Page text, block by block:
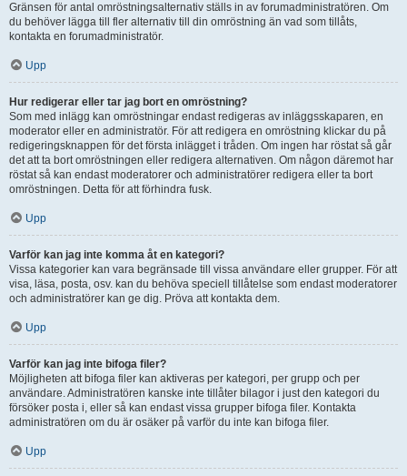
Gränsen för antal omröstningsalternativ ställs in av forumadministratören. Om
du behöver lägga till fler alternativ till din omröstning än vad som tillåts,
kontakta en forumadministratör.
Upp
Hur redigerar eller tar jag bort en omröstning?
Som med inlägg kan omröstningar endast redigeras av inläggsskaparen, en
moderator eller en administratör. För att redigera en omröstning klickar du på
redigeringsknappen för det första inlägget i tråden. Om ingen har röstat så går
det att ta bort omröstningen eller redigera alternativen. Om någon däremot har
röstat så kan endast moderatorer och administratörer redigera eller ta bort
omröstningen. Detta för att förhindra fusk.
Upp
Varför kan jag inte komma åt en kategori?
Vissa kategorier kan vara begränsade till vissa användare eller grupper. För att
visa, läsa, posta, osv. kan du behöva speciell tillåtelse som endast moderatorer
och administratörer kan ge dig. Pröva att kontakta dem.
Upp
Varför kan jag inte bifoga filer?
Möjligheten att bifoga filer kan aktiveras per kategori, per grupp och per
användare. Administratören kanske inte tillåter bilagor i just den kategori du
försöker posta i, eller så kan endast vissa grupper bifoga filer. Kontakta
administratören om du är osäker på varför du inte kan bifoga filer.
Upp